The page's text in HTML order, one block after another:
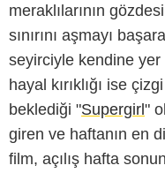
meraklılarının
sınırını aşmayı
seyirciyle kendine
hayal kırıklığı ise
beklediği "Supergirl"
giren ve haftanın en
film, açılış hafta